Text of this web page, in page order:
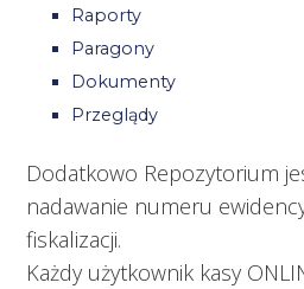
Raporty
Paragony
Dokumenty
Przeglądy
Dodatkowo Repozytorium
nadawanie numeru
fiskalizacji.
Każdy użytkownik kasy